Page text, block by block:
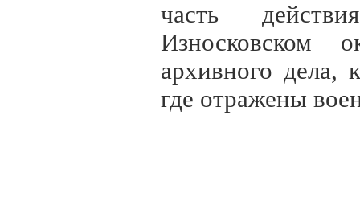
часть
Износковском
архивного
где отражены